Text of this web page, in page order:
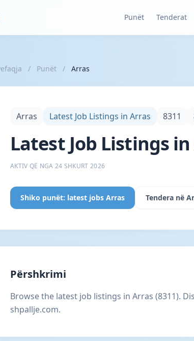
Punët Tenderat
/ Punët / Arras
Arras Latest Job Listings in Arras 8311
Latest Job Listings in
AKTIV QË NGA 24 SHKURT 2026
Shiko punët: latest jobs Arras Tendera në
Përshkrimi
Browse the latest job listings in Arras (8311).
shpallje.com.